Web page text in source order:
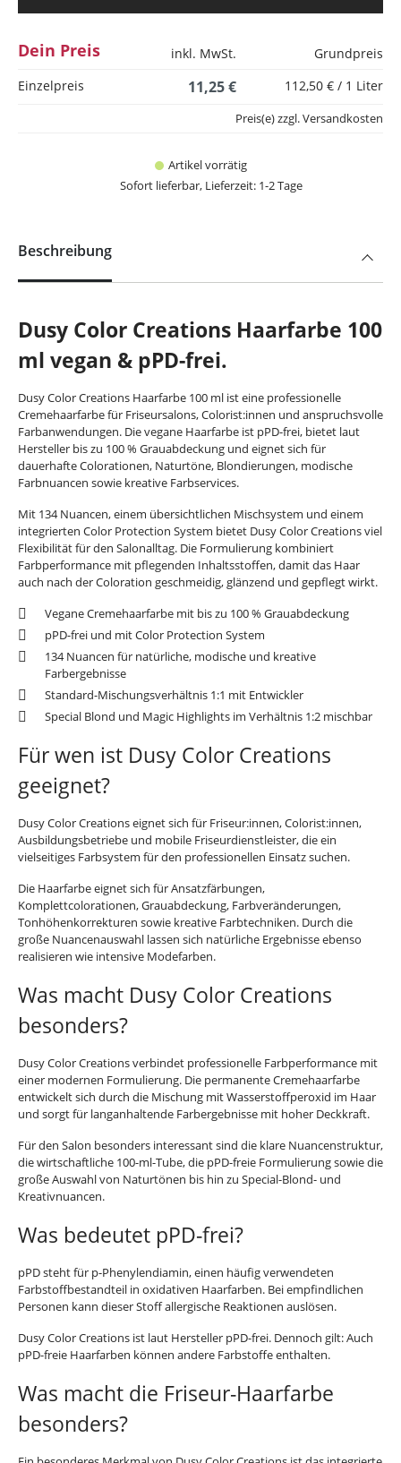
Dein Preis inkl. MwSt.
Grundpreis
Einzelpreis
11,25 € 112,50 € / 1 Liter
Artikel vorrätig
Sofort lieferbar, Lieferzeit: 1-2 Tage
Preis(e) zzgl. Versandkosten
Beschreibung
Dusy Color Creations Haarfarbe 100
ml vegan & pPD-frei.
Dusy Color Creations Haarfarbe 100 ml ist eine professionelle
Cremehaarfarbe für Friseursalons, Colorist:innen und anspruchsvolle
Farbanwendungen. Die vegane Haarfarbe ist pPD-frei, bietet laut
Hersteller bis zu 100 % Grauabdeckung und eignet sich für
dauerhafte Colorationen, Naturtöne, Blondierungen, modische
Farbnuancen sowie kreative Farbservices.
Mit 134 Nuancen, einem übersichtlichen Mischsystem und einem
integrierten Color Protection System bietet Dusy Color Creations viel
Flexibilität für den Salonalltag. Die Formulierung kombiniert
Farbperformance mit pflegenden Inhaltsstoffen, damit das Haar
auch nach der Coloration geschmeidig, glänzend und gepflegt wirkt.
Vegane Cremehaarfarbe mit bis zu 100 % Grauabdeckung
pPD-frei und mit Color Protection System
134 Nuancen für natürliche, modische und kreative
Farbergebnisse
Standard-Mischungsverhältnis 1:1 mit Entwickler
Special Blond und Magic Highlights im Verhältnis 1:2 mischbar
Für wen ist Dusy Color Creations
geeignet?
Dusy Color Creations eignet sich für Friseur:innen, Colorist:innen,
Ausbildungsbetriebe und mobile Friseurdienstleister, die ein
vielseitiges Farbsystem für den professionellen Einsatz suchen.
Die Haarfarbe eignet sich für Ansatzfärbungen,
Komplettcolorationen, Grauabdeckung, Farbveränderungen,
Tonhöhenkorrekturen sowie kreative Farbtechniken. Durch die
große Nuancenauswahl lassen sich natürliche Ergebnisse ebenso
realisieren wie intensive Modefarben.
Was macht Dusy Color Creations
besonders?
Dusy Color Creations verbindet professionelle Farbperformance mit
einer modernen Formulierung. Die permanente Cremehaarfarbe
entwickelt sich durch die Mischung mit Wasserstoffperoxid im Haar
und sorgt für langanhaltende Farbergebnisse mit hoher Deckkraft.
Für den Salon besonders interessant sind die klare Nuancenstruktur,
die wirtschaftliche 100-ml-Tube, die pPD-freie Formulierung sowie die
große Auswahl von Naturtönen bis hin zu Special-Blond- und
Kreativnuancen.
Was bedeutet pPD-frei?
pPD steht für p-Phenylendiamin, einen häufig verwendeten
Farbstoffbestandteil in oxidativen Haarfarben. Bei empfindlichen
Personen kann dieser Stoff allergische Reaktionen auslösen.
Dusy Color Creations ist laut Hersteller pPD-frei. Dennoch gilt: Auch
pPD-freie Haarfarben können andere Farbstoffe enthalten.
Was macht die Friseur-Haarfarbe
besonders?